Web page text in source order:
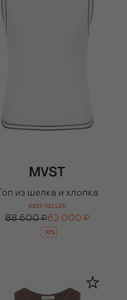
Топ из шелка и хлопка
BEST-SELLER
88 600 ₽62 000 ₽
-30%